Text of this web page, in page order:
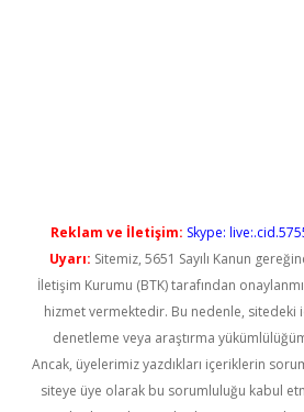
Reklam ve İletişim: Skype:
Uyarı: Sitemiz, 5651 Sayılı Kanun
İletişim Kurumu (BTK) tarafından
hizmet vermektedir. Bu nedenle,
denetleme veya araştırma
Ancak, üyelerimiz yazdıkları içeriklerin
siteye üye olarak bu sorumluluğu kabul